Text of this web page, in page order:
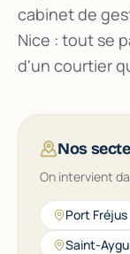
cabinet de
Nice : tout se
d'un courtier
Nos
On intervient
Port Fréjus
Saint-